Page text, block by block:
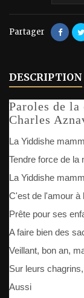
Partager
DESCRIPTION
Paroles de la
Charles
La Yiddishe
Tendre force de la
La Yiddishe
C'est de l'amour à
Prête pour ses
A faire bien des
Veillant, bon an,
Sur leurs
Aussi